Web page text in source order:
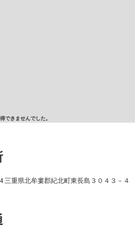
できませんでした。
三重県北牟婁郡紀北町東長島３０４３－４